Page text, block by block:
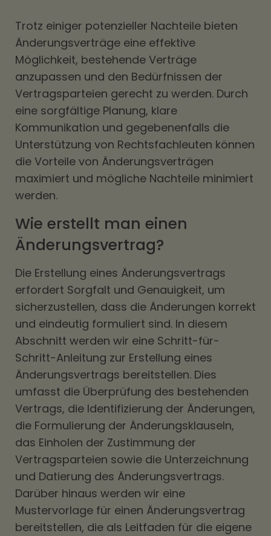
Trotz einiger potenzieller Nachteile bieten
Änderungsverträge eine effektive
Möglichkeit, bestehende Verträge
anzupassen und den Bedürfnissen der
Vertragsparteien gerecht zu werden. Durch
eine sorgfältige Planung, klare
Kommunikation und gegebenenfalls die
Unterstützung von Rechtsfachleuten können
die Vorteile von Änderungsverträgen
maximiert und mögliche Nachteile minimiert
werden.
Wie erstellt man einen
Änderungsvertrag?
Die Erstellung eines Änderungsvertrags
erfordert Sorgfalt und Genauigkeit, um
sicherzustellen, dass die Änderungen korrekt
und eindeutig formuliert sind. In diesem
Abschnitt werden wir eine Schritt-für-
Schritt-Anleitung zur Erstellung eines
Änderungsvertrags bereitstellen. Dies
umfasst die Überprüfung des bestehenden
Vertrags, die Identifizierung der Änderungen,
die Formulierung der Änderungsklauseln,
das Einholen der Zustimmung der
Vertragsparteien sowie die Unterzeichnung
und Datierung des Änderungsvertrags.
Darüber hinaus werden wir eine
Mustervorlage für einen Änderungsvertrag
bereitstellen, die als Leitfaden für die eigene